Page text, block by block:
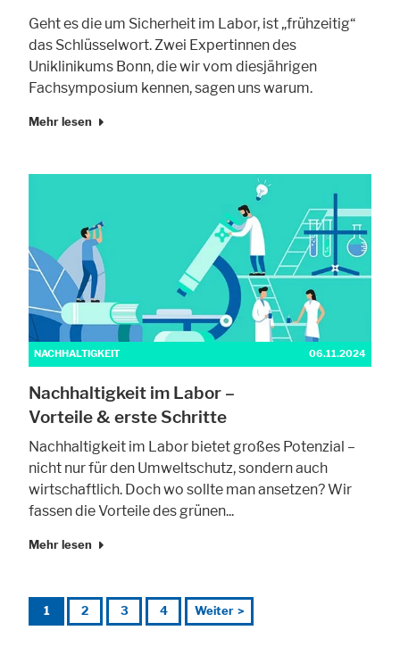
Geht es die um Sicherheit im Labor, ist „frühzeitig“
das Schlüsselwort. Zwei Expertinnen des
Uniklinikums Bonn, die wir vom diesjährigen
Fachsymposium kennen, sagen uns warum.
Mehr lesen
NACHHALTIGKEIT 06.11.2024
Nachhaltigkeit im Labor –
Vorteile & erste Schritte
Nachhaltigkeit im Labor bietet großes Potenzial –
nicht nur für den Umweltschutz, sondern auch
wirtschaftlich. Doch wo sollte man ansetzen? Wir
fassen die Vorteile des grünen...
Mehr lesen
1 2 3 4 Weiter